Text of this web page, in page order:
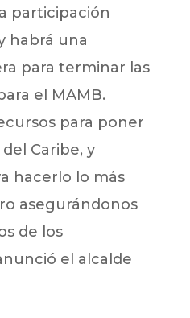
participación
habrá una
para terminar las
el MAMB.
para poner
Caribe, y
hacerlo lo más
asegurándonos
de los
el alcalde